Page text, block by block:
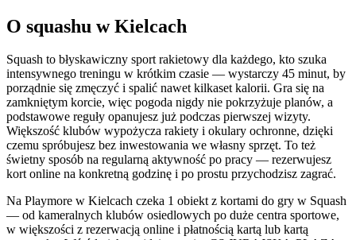
O squashu w Kielcach
Squash to błyskawiczny sport rakietowy dla każdego, kto szuka
intensywnego treningu w krótkim czasie — wystarczy 45 minut, by
porządnie się zmęczyć i spalić nawet kilkaset kalorii. Gra się na
zamkniętym korcie, więc pogoda nigdy nie pokrzyżuje planów, a
podstawowe reguły opanujesz już podczas pierwszej wizyty.
Większość klubów wypożycza rakiety i okulary ochronne, dzięki
czemu spróbujesz bez inwestowania we własny sprzęt. To też
świetny sposób na regularną aktywność po pracy — rezerwujesz
kort online na konkretną godzinę i po prostu przychodzisz zagrać.
Na Playmore w Kielcach czeka 1 obiekt z kortami do gry w Squash
— od kameralnych klubów osiedlowych po duże centra sportowe,
w większości z rezerwacją online i płatnością kartą lub kartą